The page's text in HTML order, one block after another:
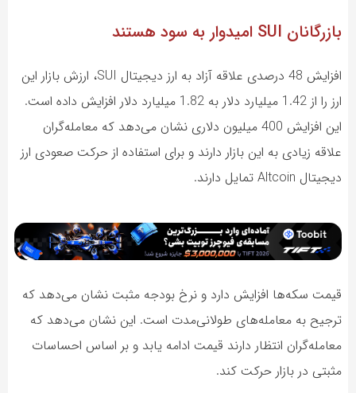
بازرگانان SUI امیدوار به سود هستند
افزایش 48 درصدی علاقه آزاد به ارز دیجیتال SUI، ارزش بازار این
ارز را از 1.42 میلیارد دلار به 1.82 میلیارد دلار افزایش داده است.
این افزایش 400 میلیون دلاری نشان می‌دهد که معامله‌گران
علاقه زیادی به این بازار دارند و برای استفاده از حرکت صعودی ارز
دیجیتال Altcoin تمایل دارند.
قیمت سکه‌ها افزایش دارد و نرخ بودجه مثبت نشان می‌دهد که
ترجیح به معامله‌های طولانی‌مدت است. این نشان می‌دهد که
معامله‌گران انتظار دارند قیمت ادامه یابد و بر اساس احساسات
مثبتی در بازار حرکت کند.